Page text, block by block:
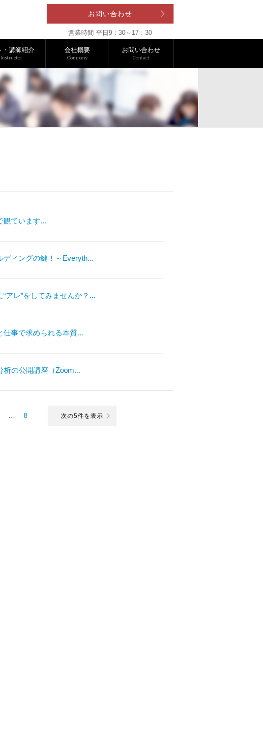
お問い合わせ
営業時間 平日9：30～17：30
・講師紹介 会社概要
Company
お問い合わせ
Contact
観ています...
ディングの鍵！～Everyth...
アレ”をしてみませんか？...
仕事で求められる本質...
析の公開講座（Zoom...
8 次の5件を表示